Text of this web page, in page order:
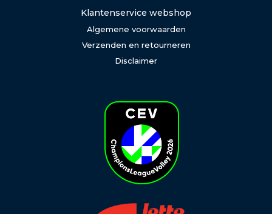
Klantenservice webshop
Algemene voorwaarden
Verzenden en retourneren
Disclaimer